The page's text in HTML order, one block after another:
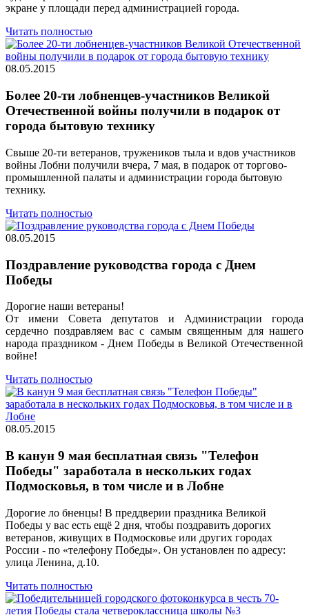
экране у площади перед администрацией города.
Читать полностью
08.05.2015
Более 20-ти лобненцев-участников Великой
Отечественной войны получили в подарок от
города бытовую технику
Свыше 20-ти ветеранов, тружеников тыла и вдов участников
войны Лобни получили вчера, 7 мая, в подарок от торгово-
промышленной палаты и администрации города бытовую
технику.
Читать полностью
08.05.2015
Поздравление руководства города с Днем
Победы
Дорогие наши ветераны!
От имени Совета депутатов и Администрации города
сердечно поздравляем вас с самым священным для нашего
народа праздником - Днем Победы в Великой Отечественной
войне!
Читать полностью
08.05.2015
В канун 9 мая бесплатная связь "Телефон
Победы" заработала в нескольких годах
Подмосковья, в том числе и в Лобне
Дорогие ло бненцы! В преддверии праздника Великой
Победы у вас есть ещё 2 дня, чтобы поздравить дорогих
ветеранов, живущих в Подмосковье или других городах
России - по «телефону Победы». Он установлен по адресу:
улица Ленина, д.10.
Читать полностью